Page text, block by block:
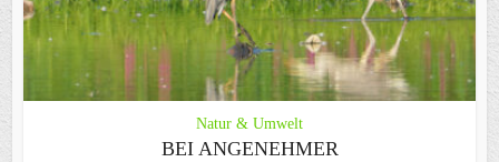
Natur & Umwelt
BEI ANGENEHMER